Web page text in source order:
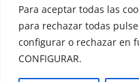
Para aceptar todas las
para rechazar todas pulse
configurar o rechazar en
CONFIGURAR.